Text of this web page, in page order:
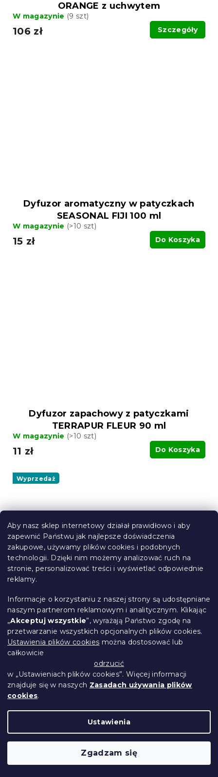
Aby nasz sklep internetowy działał prawidłowo i aby
zapewnić Państwu jak najlepsze doświadczenia
zakupowe, używamy plików cookies i podobnych
technologii. Dzięki nim możemy analizować ruch na
stronie, personalizować treści i wyświetlać odpowiednie
reklamy.
Informacje o korzystaniu z naszej strony są udostępniane
naszym partnerom reklamowym i analitycznym. Klikając
„Akceptuj wszystkie”, wyrażają Państwo zgodę na
przetwarzanie wszystkich opcjonalnych plików cookies.
Ustawienia plików cookies można dostosować lub
całkowicie
odrzucić
w „Ustawieniach plików cookies”. Więcej informacji
znajduje się w naszych Zasadach używania plików
cookies.
Ustawienia
Zgadzam się
ORANGE z uchwytem
W magazynie (9 szt)
106 zł Szczegóły
Dyfuzor aromatyczny w patyczkach
SEASONAL FIJI 100 ml
W magazynie (>10 szt)
15 zł Do Koszyka
Dyfuzor zapachowy z patyczkami
TERRAPUR FLEUR 90 ml
W magazynie (>10 szt)
11 zł Do Koszyka
Wyprzedaż
Dziecięca bawełniana pościel MINIONKI
SKATE CREW niebieska
W magazynie(>10 szt)
3 + 1